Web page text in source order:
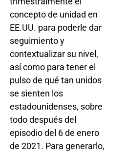
concepto de unidad en
EE.UU. para poderle dar
seguimiento y
contextualizar su nivel,
así como para tener el
pulso de qué tan unidos
se sienten los
estadounidenses, sobre
todo después del
episodio del 6 de enero
de 2021. Para generarlo,